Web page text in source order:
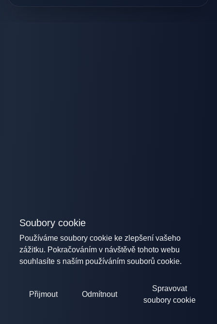
Soubory cookie
Používáme soubory cookie ke zlepšení vašeho
zážitku. Pokračováním v návštěvě tohoto webu
souhlasíte s naším používáním souborů cookie.
Přijmout Odmítnout
Spravovat
soubory cookie